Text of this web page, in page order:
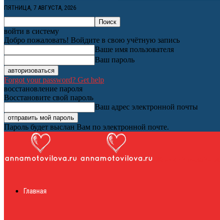
ПЯТНИЦА, 7 АВГУСТА, 2026
войти в систему
Добро пожаловать! Войдите в свою учётную запись
Ваше имя пользователя
Ваш пароль
Forgot your password? Get help
восстановление пароля
Восстановите свой пароль
Ваш адрес электронной почты
Пароль будет выслан Вам по электронной почте.
Главная